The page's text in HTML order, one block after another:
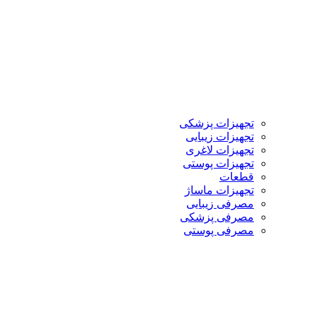
تجهیزات پزشکی
تجهیزات زیبایی
تجهیزات لاغری
تجهیزات پوستی
قطعات
تجهیزات ماساژ
مصرفی زیبایی
مصرفی پزشکی
مصرفی پوستی